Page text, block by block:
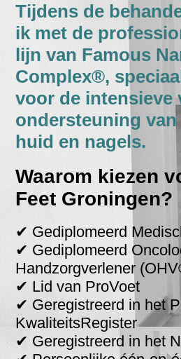
Tijdens de
ik met de
lijn van Famous
Complex®,
voor de intensieve
ondersteuning
huid en nagels.
Waarom kiezen
Feet Groningen?
✔ Gediplomeerd
✔ Gediplomeerd
Handzorgverlener
✔ Lid van ProVoet
✔ Geregistreerd in het
KwaliteitsRegister
✔ Geregistreerd in het